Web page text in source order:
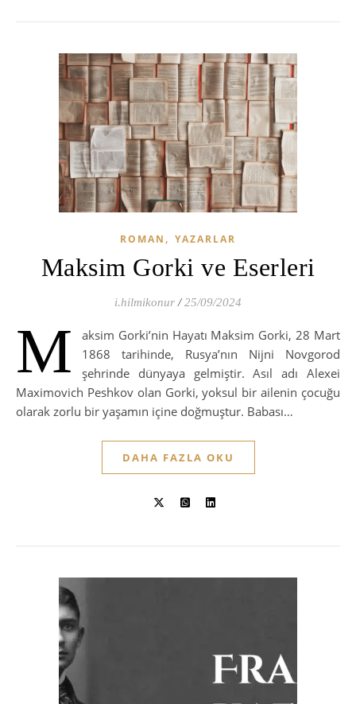
ROMAN , YAZARLAR
Maksim Gorki ve Eserleri
i.hilmikonur / 25/09/2024
M
aksim Gorki’nin Hayatı Maksim Gorki, 28 Mart
1868 tarihinde, Rusya’nın Nijni Novgorod
şehrinde dünyaya gelmiştir. Asıl adı Alexei
Maximovich Peshkov olan Gorki, yoksul bir ailenin çocuğu
olarak zorlu bir yaşamın içine doğmuştur. Babası…
DAHA FAZLA OKU